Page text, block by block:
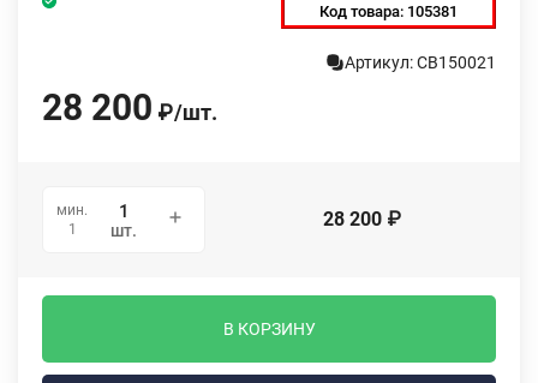
Код товара: 105381
Артикул: СВ150021
28 200 ₽/шт.
мин.
1
шт. 28 200 ₽
В КОРЗИНУ